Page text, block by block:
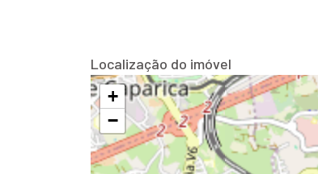
Localização do imóvel
+
−